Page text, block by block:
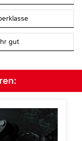
gut